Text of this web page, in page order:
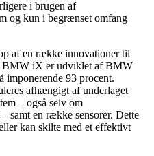
i brugen af
og kun i begrænset omfang
af en række innovationer til
BMW iX er udviklet af BMW
imponerende 93 procent.
afhængigt af underlaget
– også selv om
samt en række sensorer. Dette
kan skilte med et effektivt